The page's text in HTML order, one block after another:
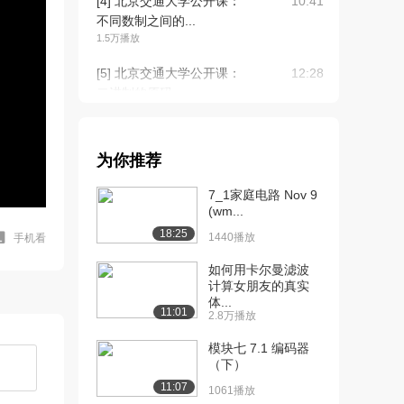
手机看
不同数制之间的...
1.5万播放
[5] 北京交通大学公开课：
12:28
常用编码
[7] 北京交通大学公开课：
逻辑变量及基本...
[8] 北京交通大学公开课：
复合逻辑、正...
12:59
[9] 北京交通大学公开课：
数字逻辑的表示...
1.0万播放
为你推荐
18:25
7_1家庭电路 Nov 9
(wm...
1440播放
11:01
如何用卡尔曼滤波
计算女朋友的真实
体...
2.8万播放
11:07
模块七 7.1 编码器
（下）
1061播放